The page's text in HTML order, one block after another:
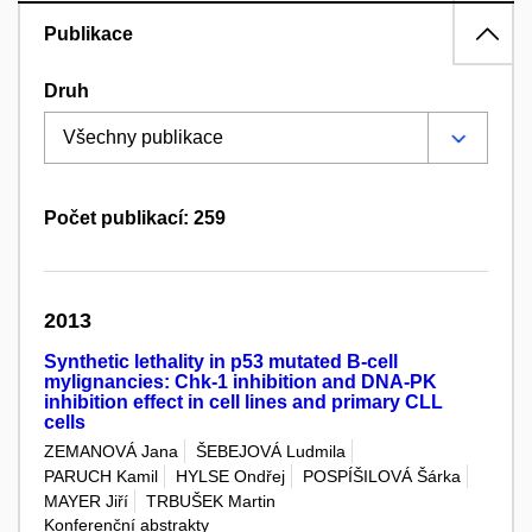
Publikace
Druh
Počet publikací: 259
2013
Synthetic lethality in p53 mutated B-cell
mylignancies: Chk-1 inhibition and DNA-PK
inhibition effect in cell lines and primary CLL
cells
ZEMANOVÁ Jana
ŠEBEJOVÁ Ludmila
PARUCH Kamil
HYLSE Ondřej
POSPÍŠILOVÁ Šárka
MAYER Jiří
TRBUŠEK Martin
Konferenční abstrakty